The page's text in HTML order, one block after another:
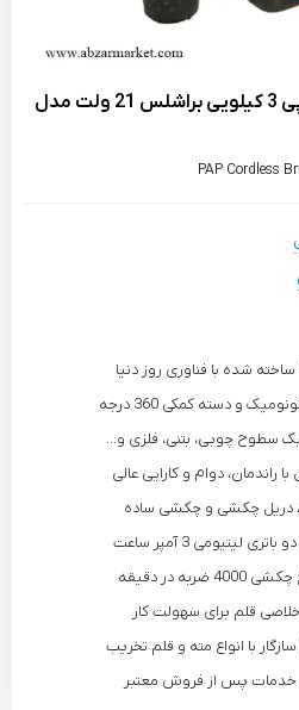
دریل بتن کن شارژی پی ای پی 3 کیلویی براشلس 21 ولت مدل
PAP Cordless
و دسته کمکی 360 درجه
سطوح چوبی، بتنی، فلزی و...
دریل چکشی و چکشی ساده
قلم برای سهولت کار
و خدمات پس از فروش معتبر